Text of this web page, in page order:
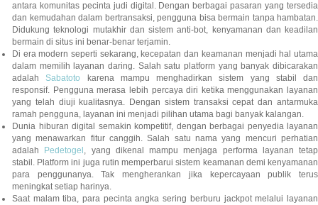
antara komunitas pecinta judi digital. Dengan berbagai pasaran yang tersedia
dan kemudahan dalam bertransaksi, pengguna bisa bermain tanpa hambatan.
Didukung teknologi mutakhir dan sistem anti-bot, kenyamanan dan keadilan
bermain di situs ini benar-benar terjamin.
Di era modern seperti sekarang, kecepatan dan keamanan menjadi hal utama
dalam memilih layanan daring. Salah satu platform yang banyak dibicarakan
adalahSabatoto karena mampu menghadirkan sistem yang stabil dan
responsif. Pengguna merasa lebih percaya diri ketika menggunakan layanan
yang telah diuji kualitasnya. Dengan sistem transaksi cepat dan antarmuka
ramah pengguna, layanan ini menjadi pilihan utama bagi banyak kalangan.
Dunia hiburan digital semakin kompetitif, dengan berbagai penyedia layanan
yang menawarkan fitur canggih. Salah satu nama yang mencuri perhatian
adalah
Pedetogel , yang dikenal mampu menjaga performa layanan tetap
stabil. Platform ini juga rutin memperbarui sistem keamanan demi kenyamanan
para penggunanya. Tak mengherankan jika kepercayaan publik terus
meningkat setiap harinya.
Saat malam tiba, para pecinta angka sering berburu jackpot melalui layanan